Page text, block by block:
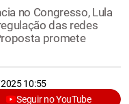
no Congresso, Lula
das redes
promete
10:55
Seguir no YouTube